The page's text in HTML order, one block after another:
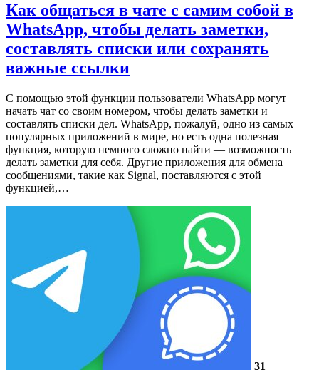
Как общаться в чате с самим собой в
WhatsApp, чтобы делать заметки,
составлять списки или сохранять
важные ссылки
С помощью этой функции пользователи WhatsApp могут
начать чат со своим номером, чтобы делать заметки и
составлять списки дел. WhatsApp, пожалуй, одно из самых
популярных приложений в мире, но есть одна полезная
функция, которую немного сложно найти — возможность
делать заметки для себя. Другие приложения для обмена
сообщениями, такие как Signal, поставляются с этой
функцией,…
31